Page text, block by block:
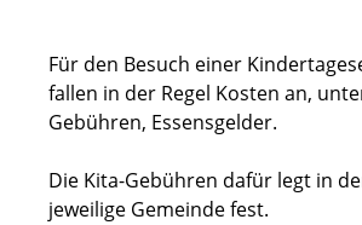
Für den Besuch einer
fallen in der Regel Kosten an,
Gebühren, Essensgelder.
Die Kita-Gebühren dafür legt in
jeweilige Gemeinde fest.